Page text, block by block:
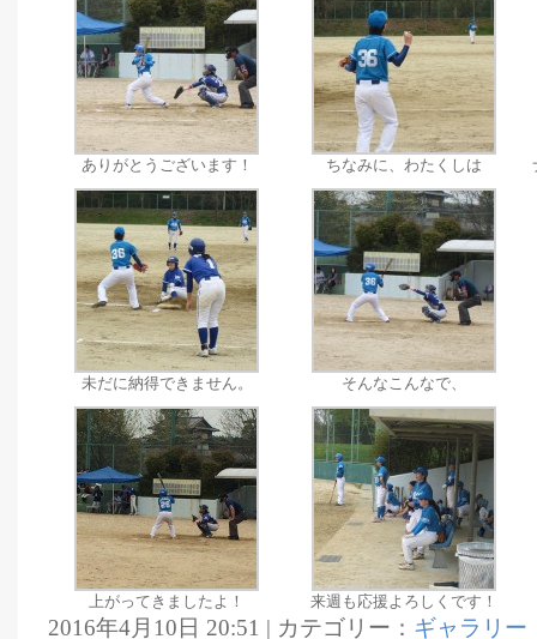
ありがとうございます！ ちなみに、わたくしは
未だに納得できません。 そんなこんなで、
上がってきましたよ！ 来週も応援よろしくです！
2016年4月10日 20:51 | カテゴリー： ギャラリー